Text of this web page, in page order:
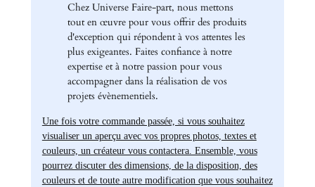
Chez Universe Faire-part, nous mettons
tout en œuvre pour vous offrir des produits
d'exception qui répondent à vos attentes les
plus exigeantes. Faites confiance à notre
expertise et à notre passion pour vous
accompagner dans la réalisation de vos
projets évènementiels.
Une fois votre commande passée, si vous souhaitez
visualiser un aperçu avec vos propres photos, textes et
couleurs, un créateur vous contactera. Ensemble, vous
pourrez discuter des dimensions, de la disposition, des
couleurs et de toute autre modification que vous souhaitez